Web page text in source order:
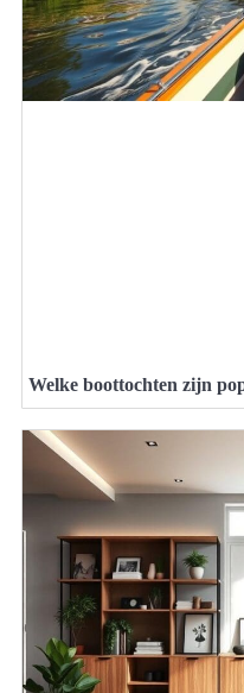
Welke boottochten zijn